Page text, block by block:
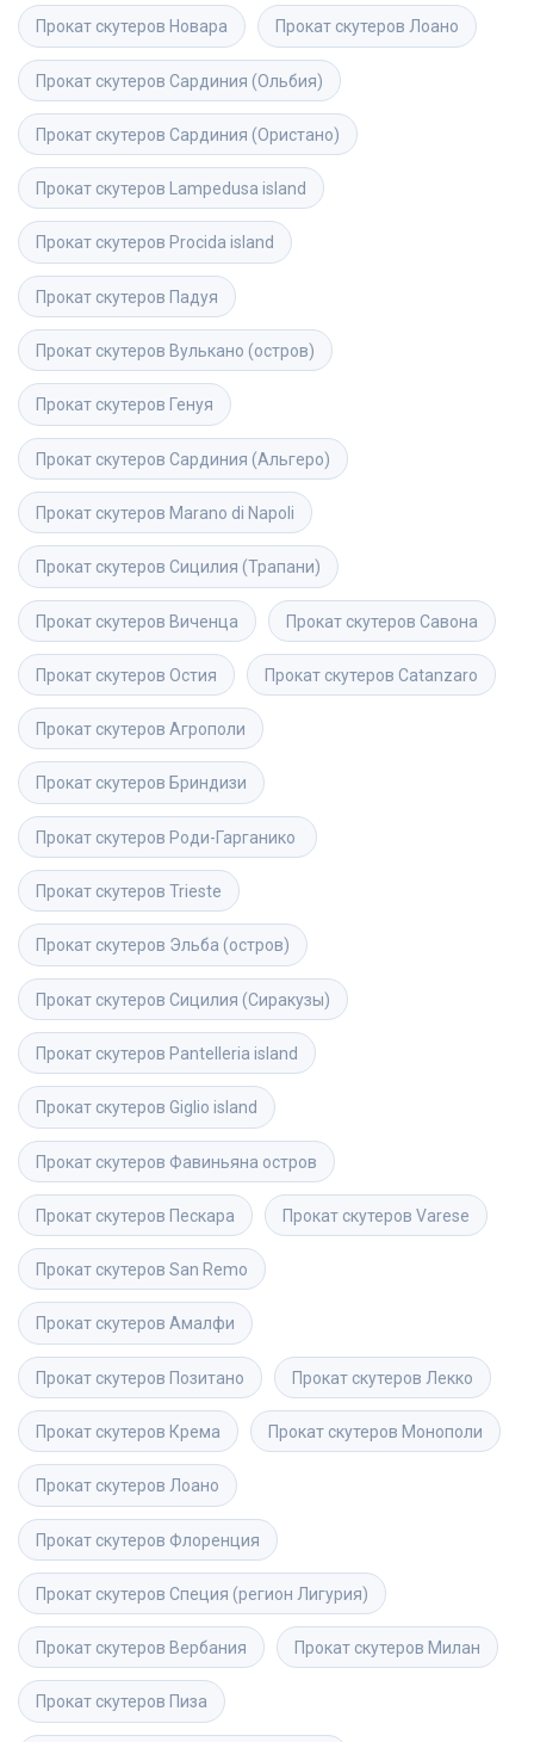
Прокат скутеров Новара Прокат скутеров Лоано
Прокат скутеров Сардиния (Ольбия)
Прокат скутеров Сардиния (Ористано)
Прокат скутеров Lampedusa island
Прокат скутеров Procida island
Прокат скутеров Падуя
Прокат скутеров Вулькано (остров)
Прокат скутеров Генуя
Прокат скутеров Сардиния (Альгеро)
Прокат скутеров Marano di Napoli
Прокат скутеров Сицилия (Трапани)
Прокат скутеров Виченца Прокат скутеров Савона
Прокат скутеров Остия Прокат скутеров Catanzaro
Прокат скутеров Агрополи
Прокат скутеров Бриндизи
Прокат скутеров Роди-Гарганико
Прокат скутеров Trieste
Прокат скутеров Эльба (остров)
Прокат скутеров Сицилия (Сиракузы)
Прокат скутеров Pantelleria island
Прокат скутеров Giglio island
Прокат скутеров Фавиньяна остров
Прокат скутеров Пескара Прокат скутеров Varese
Прокат скутеров San Remo
Прокат скутеров Амалфи
Прокат скутеров Позитано Прокат скутеров Лекко
Прокат скутеров Крема Прокат скутеров Монополи
Прокат скутеров Лоано
Прокат скутеров Флоренция
Прокат скутеров Специя (регион Лигурия)
Прокат скутеров Вербания Прокат скутеров Милан
Прокат скутеров Пиза